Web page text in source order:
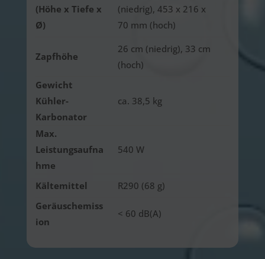
(Höhe x Tiefe x
Ø)
(niedrig), 453 x 216 x
70 mm (hoch)
Zapfhöhe
26 cm (niedrig), 33 cm
(hoch)
Gewicht
Kühler-
Karbonator
ca. 38,5 kg
Max.
Leistungsaufna
hme
540 W
Kältemittel
R290 (68 g)
Geräuschemiss
ion
< 60 dB(A)